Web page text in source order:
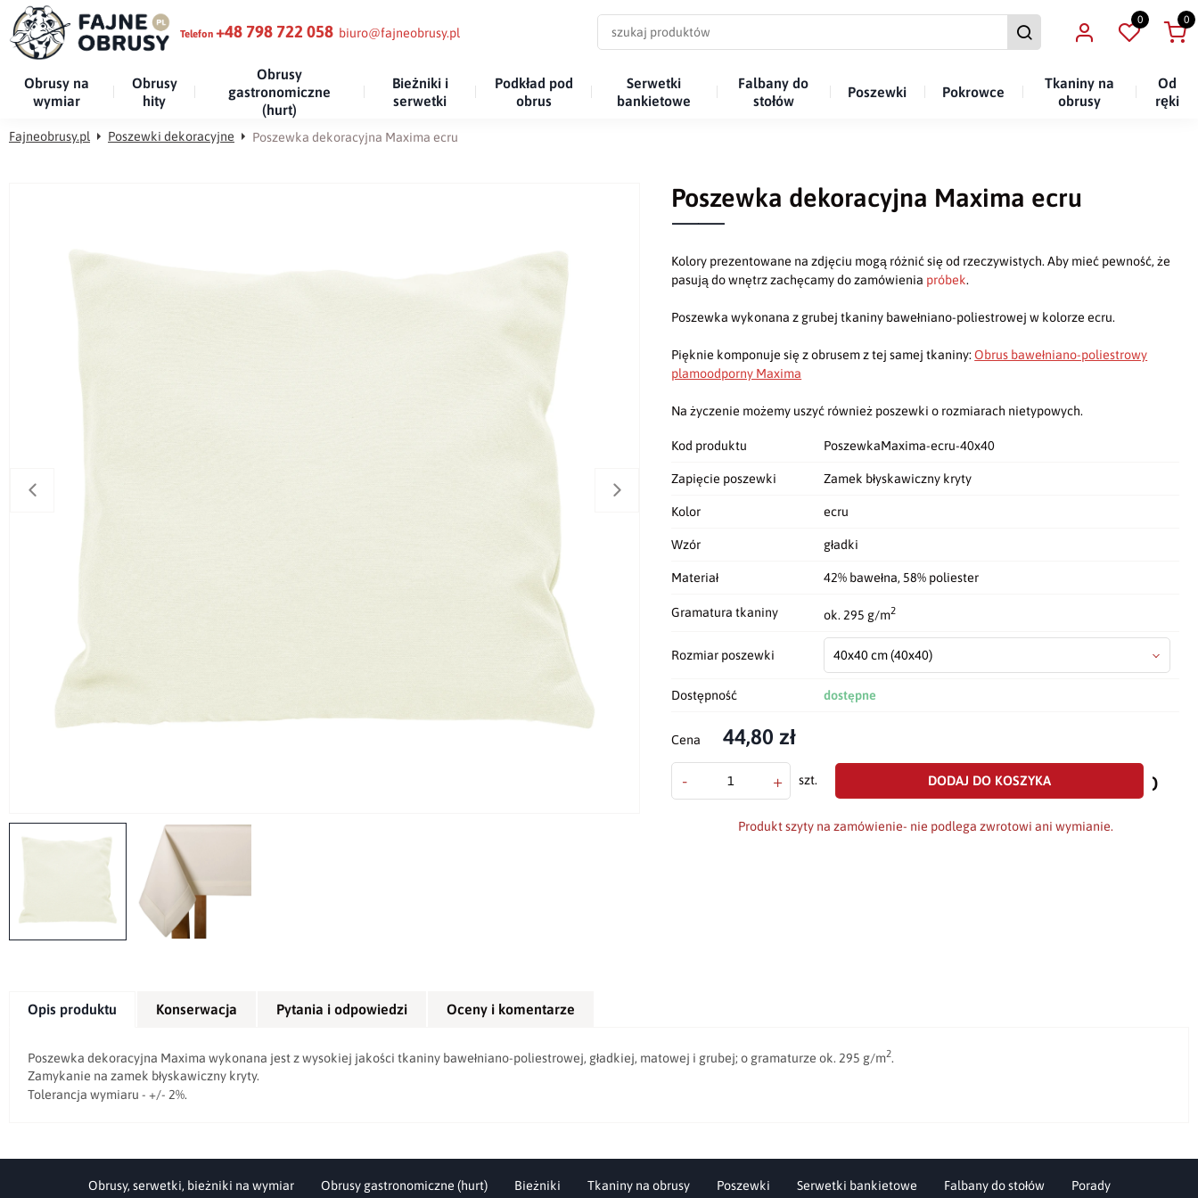
Telefon +48 798 722 058 biuro@fajneobrusy.pl
0 0
Obrusy na
wymiar
Obrusy
hity
Obrusy
gastronomiczne
(hurt)
Bieżniki i
serwetki
Podkład pod
obrus
Serwetki
bankietowe
Falbany do
stołów
Poszewki Pokrowce
Tkaniny na
obrusy
Od
ręki
Fajneobrusy.pl Poszewki dekoracyjne Poszewka dekoracyjna Maxima ecru
Poszewka dekoracyjna Maxima ecru
Kolory prezentowane na zdjęciu mogą różnić się od rzeczywistych. Aby mieć pewność, że
pasują do wnętrz zachęcamy do zamówienia próbek.
Poszewka wykonana z grubej tkaniny bawełniano-poliestrowej w kolorze ecru.
Pięknie komponuje się z obrusem z tej samej tkaniny:Obrus bawełniano-poliestrowy
plamoodporny Maxima
Na życzenie możemy uszyć również poszewki o rozmiarach nietypowych.
Kod produktu PoszewkaMaxima-ecru-40x40
Zapięcie poszewki Zamek błyskawiczny kryty
Kolor ecru
Wzór gładki
Materiał 42% bawełna, 58% poliester
Gramatura tkaniny ok. 295 g/m2
Rozmiar poszewki 40x40 cm(40x40)
Dostępność dostępne
Cena 44,80 zł
- + szt. DODAJ DO KOSZYKA
do
Produkt szyty na zamówienie- nie podlega zwrotowi ani wymianie.
Opis produktu Konserwacja Pytania i odpowiedzi Oceny i komentarze
Poszewka dekoracyjna Maxima wykonana jest z wysokiej jakości tkaniny bawełniano-poliestrowej, gładkiej, matowej i grubej; o gramaturze ok. 295 g/m2.
Zamykanie na zamek błyskawiczny kryty.
Tolerancja wymiaru - +/- 2%.
Obrusy, serwetki, bieżniki na wymiar Obrusy gastronomiczne (hurt) Bieżniki Tkaniny na obrusy Poszewki Serwetki bankietowe Falbany do stołów Porady